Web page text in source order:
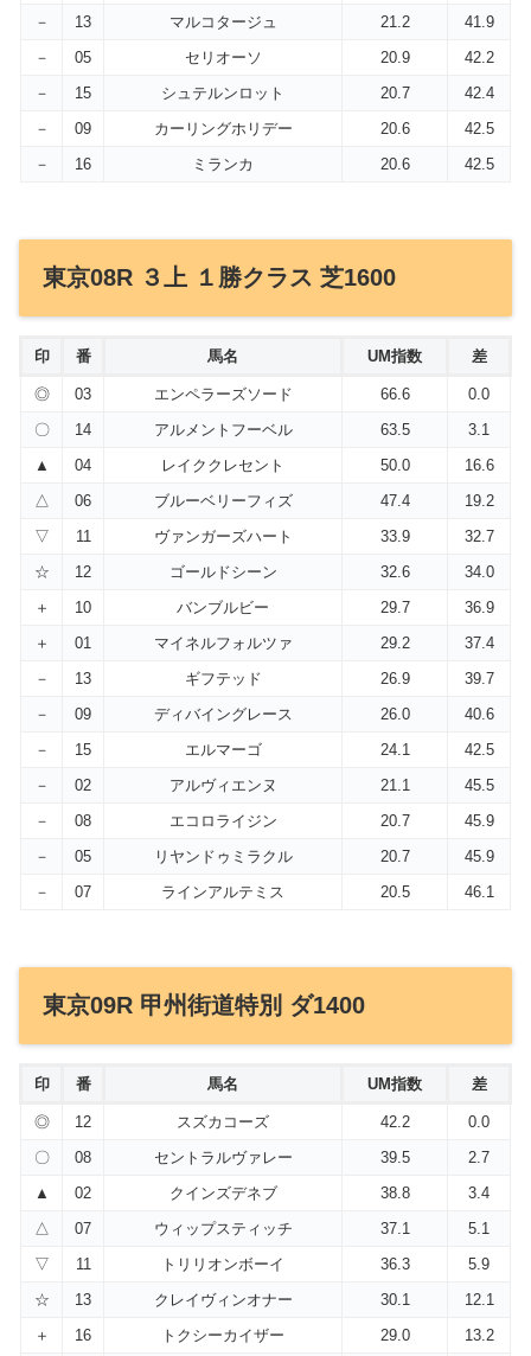
－
13 マルコタージュ 21.2
41.9
－
05 セリオーソ 20.9
42.2
－
15 シュテルンロット 20.7
42.4
－
09 カーリングホリデー 20.6
42.5
－
16 ミランカ 20.6 42.5
東京08R ３上 １勝クラス 芝1600
印 番 馬名 UM指数 差
◎ 03 エンペラーズソード 66.6
0.0
〇
14 アルメントフーベル 63.5
3.1
▲
04 レイククレセント 50.0
16.6
△
06 ブルーベリーフィズ 47.4
19.2
▽
11 ヴァンガーズハート 33.9
32.7
☆
12 ゴールドシーン 32.6
34.0
＋
10 バンブルビー 29.7
36.9
＋
01 マイネルフォルツァ 29.2
37.4
－
13 ギフテッド 26.9
39.7
－
09 ディバイングレース 26.0
40.6
－
15 エルマーゴ 24.1
42.5
－
02 アルヴィエンヌ 21.1
45.5
－
08 エコロライジン 20.7
45.9
－
05 リヤンドゥミラクル 20.7
45.9
－
07 ラインアルテミス 20.5 46.1
東京09R 甲州街道特別 ダ1400
印 番 馬名 UM指数 差
◎ 12 スズカコーズ 42.2
0.0
〇
08 セントラルヴァレー 39.5
2.7
▲
02 クインズデネブ 38.8
3.4
△
07 ウィップスティッチ 37.1
5.1
▽
11 トリリオンボーイ 36.3
5.9
☆
13 クレイヴィンオナー 30.1
12.1
＋
16 トクシーカイザー 29.0 13.2